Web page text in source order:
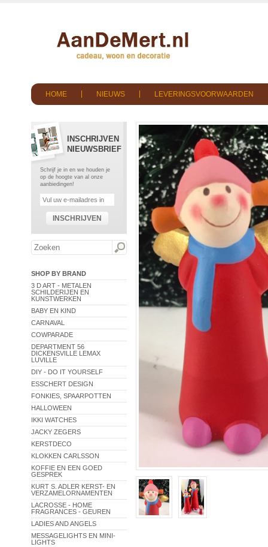
HOME NIEUWS LEVERINGSVOORWAARDEN
INSCHRIJVEN
NIEUWSBRIEF
Schrijf je in en we houden je
op de hoogte van al onze
aanbiedingen!
INSCHRIJVEN
SHOP BY BRAND
3 D ART - METALEN
SCHILDERIJEN EN
KUNSTWERKEN
BABY EN KIND
CARNAVAL
COWPARADE
DEPARTMENT 56
DICKENSVILLE LEMAX
LUVILLE
DIY - DO IT YOURSELF
ESSCHERT DESIGN
FONKIES, SPAARPOTTEN
HALLOWEEN
IKKI WATCHES
JACKY ZEGERS
KERSTDECO
KLOKKEN CARLSSON
KOFFIE EN EEN GOED
GESPREK
KURT S. ADLER KERST- EN
VERZAMELORNAMENTEN
LACROSSE - HOME
FRAGRANCES - GEUREN
LADIES AND ANGELS
MESSAGELIGHTS EN MINI-
LIGHTS